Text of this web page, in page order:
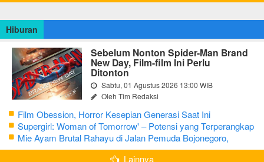
Hiburan
Sebelum Nonton Spider-Man Brand
New Day, Film-film Ini Perlu
Ditonton
Sabtu, 01 Agustus 2026 13:00 WIB
Oleh Tim Redaksi
Film Obession, Horror Kesepian Generasi Saat Ini
Supergirl: Woman of Tomorrow' – Potensi yang Terperangkap
dalam Narasi Generik
Mie Ayam Brutal Rahayu di Jalan Pemuda Bojonegoro,
Kuliner dengan Banyak Pilihan Menu
Lainnya